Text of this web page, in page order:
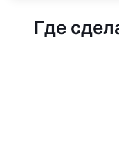
Где